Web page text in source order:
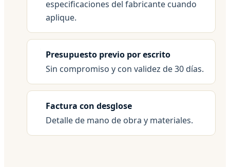
especificaciones del fabricante cuando
aplique.
Presupuesto previo por escrito
Sin compromiso y con validez de 30 días.
Factura con desglose
Detalle de mano de obra y materiales.